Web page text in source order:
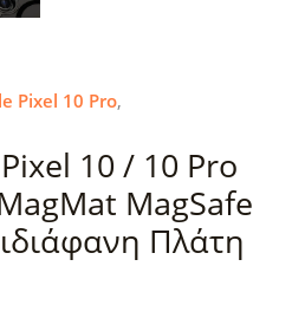
Pixel 10 Pro,
10 / 10 Pro
MagSafe
Πλάτη